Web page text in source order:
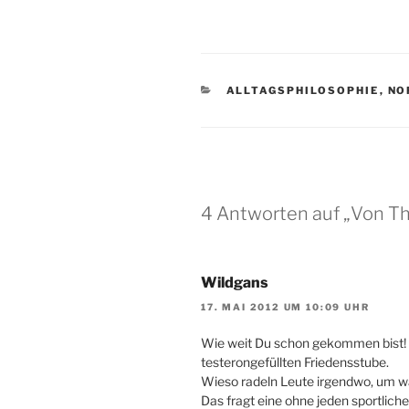
KATEGORIEN
ALLTAGSPHILOSOPHIE ,
4 Antworten auf „Von
Wildgans
17. MAI 2012 UM 10:09 UHR
Wie weit Du schon gekommen
testerongefüllten Friedensstube.
Wieso radeln Leute irgendwo, um
Das fragt eine ohne jeden